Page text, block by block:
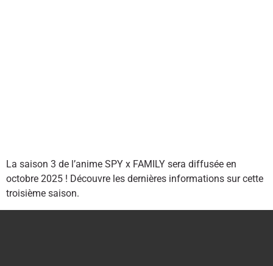
La saison 3 de l’anime SPY x FAMILY sera diffusée en
octobre 2025 ! Découvre les dernières informations sur cette
troisième saison.